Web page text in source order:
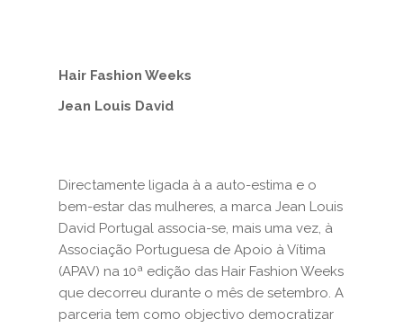
Hair Fashion Weeks
Jean Louis David
Directamente ligada à a auto-estima e o
bem-estar das mulheres, a marca Jean Louis
David Portugal associa-se, mais uma vez, à
Associação Portuguesa de Apoio à Vítima
(APAV) na 10ª edição das Hair Fashion Weeks
que decorreu durante o mês de setembro. A
parceria tem como objectivo democratizar